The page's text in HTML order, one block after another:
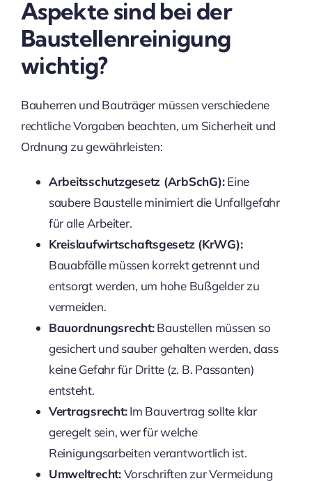
Aspekte sind bei der
Baustellenreinigung
wichtig?
Bauherren und Bauträger müssen verschiedene
rechtliche Vorgaben beachten, um Sicherheit und
Ordnung zu gewährleisten:
Arbeitsschutzgesetz (ArbSchG):Eine
saubere Baustelle minimiert die Unfallgefahr
für alle Arbeiter.
Kreislaufwirtschaftsgesetz (KrWG):
Bauabfälle müssen korrekt getrennt und
entsorgt werden, um hohe Bußgelder zu
vermeiden.
Bauordnungsrecht:Baustellen müssen so
gesichert und sauber gehalten werden, dass
keine Gefahr für Dritte (z. B. Passanten)
entsteht.
Vertragsrecht:Im Bauvertrag sollte klar
geregelt sein, wer für welche
Reinigungsarbeiten verantwortlich ist.
Umweltrecht:Vorschriften zur Vermeidung